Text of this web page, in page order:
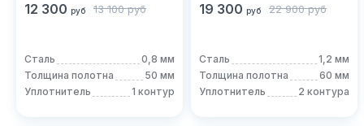
12 300 руб 13 100 руб
Сталь
0,8 мм
Толщина полотна
50 мм
Уплотнитель
1 контур
19 300 руб 22 900 руб
Сталь
1,2 мм
Толщина полотна
60 мм
Уплотнитель
2 контура